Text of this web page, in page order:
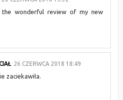
wonderful review of my new
26 CZERWCA 2018 18:49
zaciekawiła.